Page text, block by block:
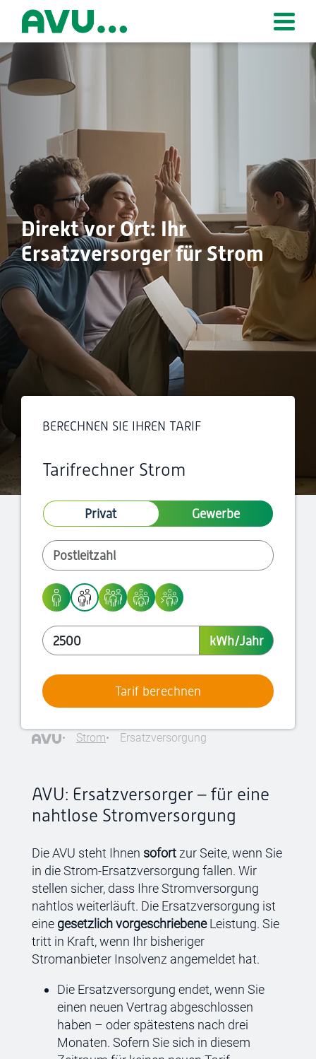
Zur Startseite
Direkt vor Ort: Ihr
Ersatzversorger für Strom
Strom Ersatzversorgung
AVU: Ersatzversorger – für eine
nahtlose Stromversorgung
Die AVU steht Ihnen sofortzur Seite, wenn Sie
in die Strom-Ersatzversorgung fallen. Wir
stellen sicher, dass Ihre Stromversorgung
nahtlos weiterläuft. Die Ersatzversorgung ist
eine gesetzlich vorgeschriebeneLeistung. Sie
tritt in Kraft, wenn Ihr bisheriger
Stromanbieter Insolvenz angemeldet hat.
Die Ersatzversorgung endet, wenn Sie
einen neuen Vertrag abgeschlossen
haben – oder spätestens nach drei
Monaten. Sofern Sie sich in diesem
BERECHNEN SIE IHREN TARIF
Tarifrechner Strom
Privat Gewerbe
Postleitzahl
1 Person2 Personen
3 Personen
4 PersonenMehr als 4 Personen
kWh/Jahr
Tarif berechnen